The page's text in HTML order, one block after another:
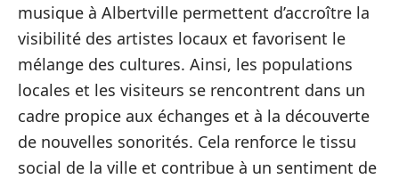
musique à Albertville permettent d’accroître la
visibilité des artistes locaux et favorisent le
mélange des cultures. Ainsi, les populations
locales et les visiteurs se rencontrent dans un
cadre propice aux échanges et à la découverte
de nouvelles sonorités. Cela renforce le tissu
social de la ville et contribue à un sentiment de